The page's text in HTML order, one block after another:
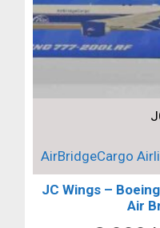
AirBridgeCargo
JC Wings –
Air